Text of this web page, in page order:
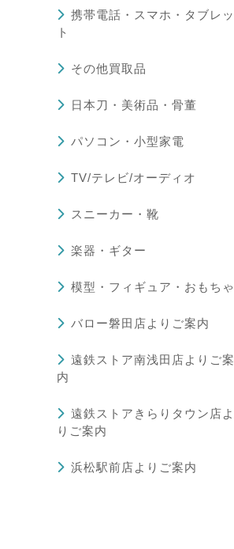
携帯電話・スマホ・タブレッ
ト
その他買取品
日本刀・美術品・骨董
パソコン・小型家電
TV/テレビ/オーディオ
スニーカー・靴
楽器・ギター
模型・フィギュア・おもちゃ
バロー磐田店よりご案内
遠鉄ストア南浅田店よりご案
内
遠鉄ストアきらりタウン店よ
りご案内
浜松駅前店よりご案内